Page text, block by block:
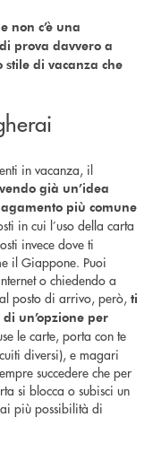
non c’è una
prova davvero a
di vacanza che
in vacanza, il
già un’idea
più comune
in cui l’uso della carta
invece dove ti
il Giappone. Puoi
o chiedendo a
posto di arrivo, però, ti
un’opzione per
le carte, porta con te
diversi), e magari
succedere che per
si blocca o subisci un
più possibilità di